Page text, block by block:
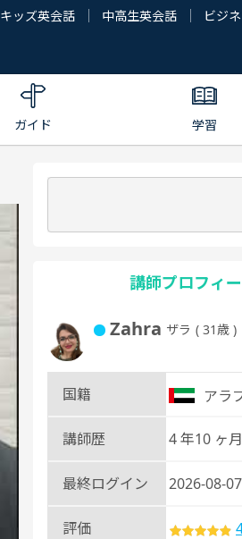
キッズ英会話 中高生英会話 ビジ
ガイド 学習
講師プロフィ
Zahra ザラ ( 31歳 )
国籍 アラ
講師歴 4 年10 ヶ月
最終ログイン 2026-08-
評価